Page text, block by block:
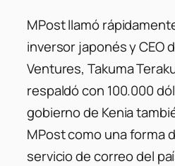
MPost llamó
inversor japonés y CEO
Ventures, Takuma
respaldó con 100.000
gobierno de Kenia
MPost como una forma
servicio de correo del